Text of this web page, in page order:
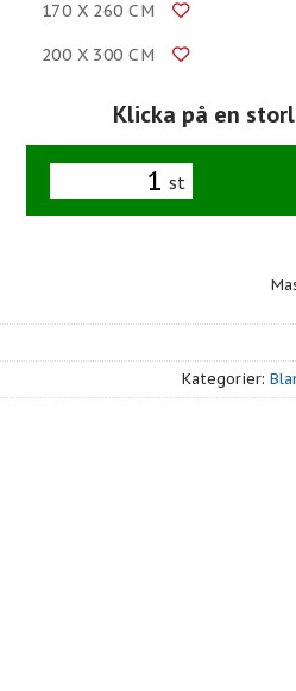
170 X 260 CM
200 X 300 CM
Klicka på en
st
Kategorier: